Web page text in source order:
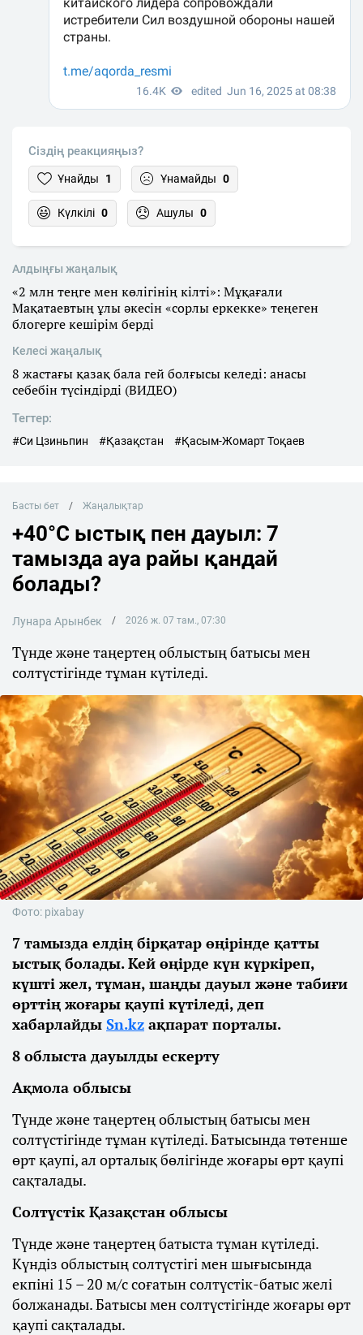
Сіздің реакцияңыз?
Ұнайды 1 Ұнамайды 0
Күлкілі 0 Ашулы 0
Алдыңғы жаңалық
«2 млн теңге мен көлігінің кілті»: Мұқағали
Мақатаевтың ұлы әкесін «сорлы еркекке» теңеген
блогерге кешірім берді
Келесі жаңалық
8 жастағы қазақ бала гей болғысы келеді: анасы
себебін түсіндірді (ВИДЕО)
Тегтер:
#Си Цзиньпин #Қазақстан #Қасым-Жомарт Тоқаев
Басты бет Жаңалықтар
+40°C ыстық пен дауыл: 7
тамызда ауа райы қандай
болады?
Лунара Арынбек 2026 ж. 07 там., 07:30
Түнде және таңертең облыстың батысы мен
солтүстігінде тұман күтіледі.
Фото: pixabay
7 тамызда елдің бірқатар өңірінде қатты
ыстық болады. Кей өңірде күн күркіреп,
күшті жел, тұман, шаңды дауыл және табиғи
өрттің жоғары қаупі күтіледі, деп
хабарлайды Sn.kz ақпарат порталы.
8 облыста дауылды ескерту
Ақмола облысы
Түнде және таңертең облыстың батысы мен
солтүстігінде тұман күтіледі. Батысында төтенше
өрт қаупі, ал орталық бөлігінде жоғары өрт қаупі
сақталады.
Солтүстік Қазақстан облысы
Түнде және таңертең батыста тұман күтіледі.
Күндіз облыстың солтүстігі мен шығысында
екпіні 15 – 20 м/с соғатын солтүстік-батыс желі
болжанады. Батысы мен солтүстігінде жоғары өрт
қаупі сақталады.